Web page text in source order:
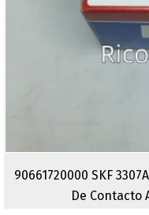
90661720000 SKF
De Contacto